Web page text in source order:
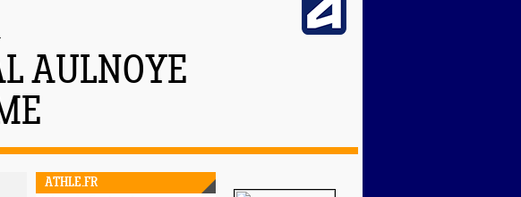
AULNOYE
ATHLE.FR